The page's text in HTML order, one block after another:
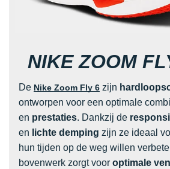
NIKE ZOOM
De Nike Zoom Fly 6 zijn
ontworpen voor een optimale
en prestaties. Dankzij de
en lichte demping zijn ze ideaal
hun tijden op de weg willen
bovenwerk zorgt voor optimale